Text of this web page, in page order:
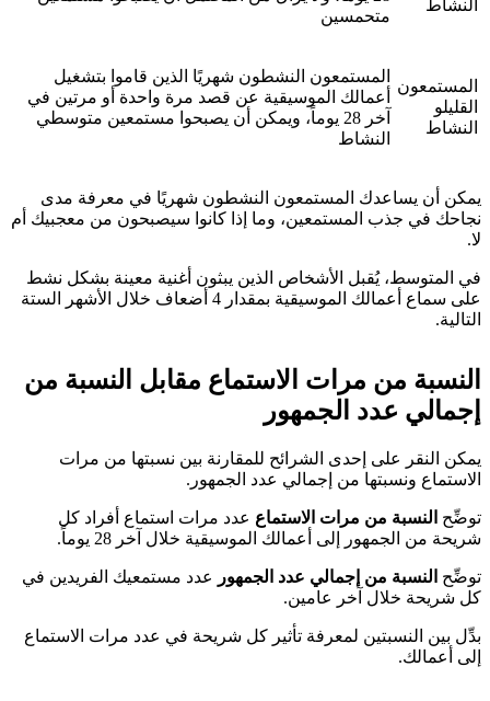
النشاط
متحمسين
المستمعون
القليلو
النشاط
المستمعون النشطون شهريًا الذين قاموا بتشغيل
أعمالك الموسيقية عن قصد مرة واحدة أو مرتين في
آخر 28 يوماً، ويمكن أن يصبحوا مستمعين متوسطي
النشاط
يمكن أن يساعدك المستمعون النشطون شهريًا في معرفة مدى
نجاحك في جذب المستمعين، وما إذا كانوا سيصبحون من معجبيك أم
لا.
في المتوسط، يُقبل الأشخاص الذين يبثون أغنية معينة بشكل نشط
على سماع أعمالك الموسيقية بمقدار 4 أضعاف خلال الأشهر الستة
التالية.
النسبة من مرات الاستماع مقابل النسبة من
إجمالي عدد الجمهور
يمكن النقر على إحدى الشرائح للمقارنة بين نسبتها من مرات
الاستماع ونسبتها من إجمالي عدد الجمهور.
توضِّح النسبة من مرات الاستماع عدد مرات استماع أفراد كل
شريحة من الجمهور إلى أعمالك الموسيقية خلال آخر 28 يوماً.
توضِّح النسبة من إجمالي عدد الجمهور
عدد مستمعيك الفريدين في
كل شريحة خلال آخر عامين.
بدِّل بين النسبتين لمعرفة تأثير كل شريحة في عدد مرات الاستماع
إلى أعمالك.